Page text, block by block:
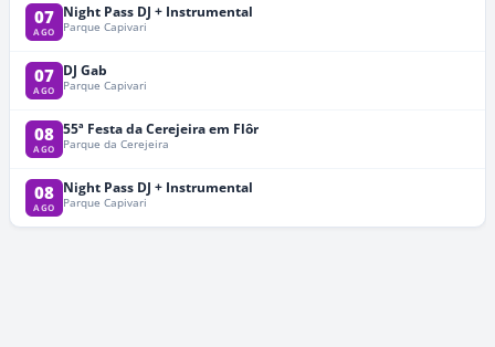
07
AGO
Night Pass DJ + Instrumental
Parque Capivari
07
AGO
DJ Gab
Parque Capivari
08
AGO
55ª Festa da Cerejeira em Flôr
Parque da Cerejeira
08
AGO
Night Pass DJ + Instrumental
Parque Capivari